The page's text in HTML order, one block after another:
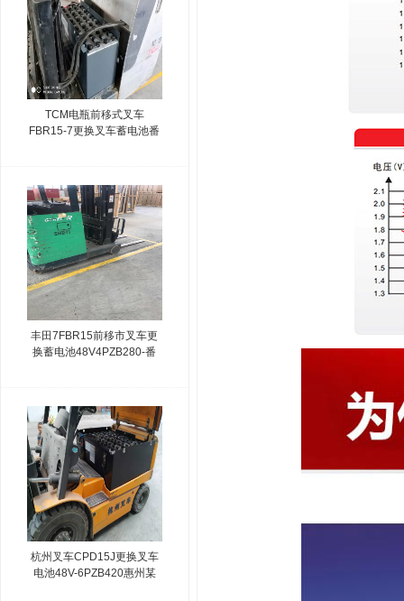
TCM电瓶前移式叉车
FBR15-7更换叉车蓄电池番
丰田7FBR15前移市叉车更
换蓄电池48V4PZB280-番
杭州叉车CPD15J更换叉车
电池48V-6PZB420惠州某